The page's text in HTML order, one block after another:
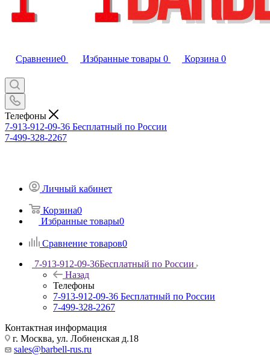
Сравнение0 Избранные товары 0 Корзина 0
Телефоны
7-913-912-09-36 Бесплатный по России
7-499-328-2267
Личный кабинет
Корзина0
Избранные товары0
Сравнение товаров0
7-913-912-09-36Бесплатный по России
Назад
Телефоны
7-913-912-09-36 Бесплатный по России
7-499-328-2267
Контактная информация
г. Москва, ул. Лобненская д.18
sales@barbell-rus.ru